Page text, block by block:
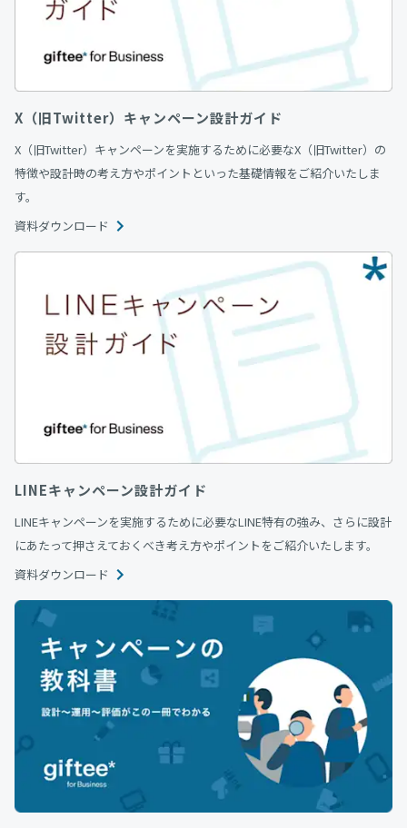
X（旧Twitter）キャンペーン設計ガイド
X（旧Twitter）キャンペーンを実施するために必要なX（旧Twitter）の
特徴や設計時の考え方やポイントといった基礎情報をご紹介いたしま
す。
資料ダウンロード
LINEキャンペーン設計ガイド
LINEキャンペーンを実施するために必要なLINE特有の強み、さらに設計
にあたって押さえておくべき考え方やポイントをご紹介いたします。
資料ダウンロード